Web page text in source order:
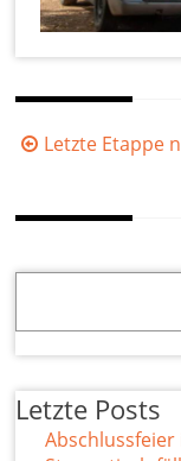
Letzte Etappe
Letzte Posts